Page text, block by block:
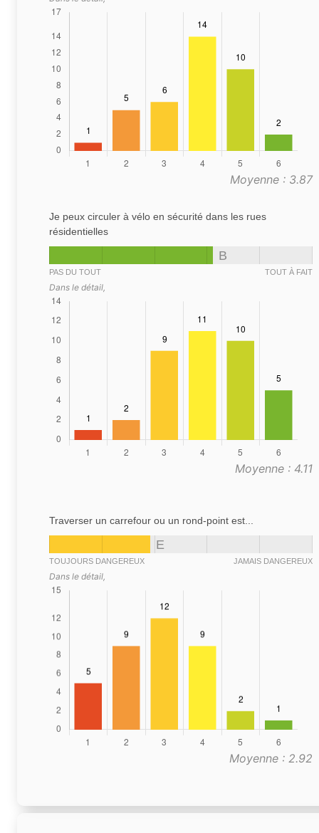
Moyenne : 3.87
Je peux circuler à vélo en sécurité dans les rues
résidentielles
B
PAS DU TOUT TOUT À FAIT
Dans le détail,
Moyenne : 4.11
Traverser un carrefour ou un rond-point est...
E
TOUJOURS DANGEREUX JAMAIS DANGEREUX
Dans le détail,
Moyenne : 2.92